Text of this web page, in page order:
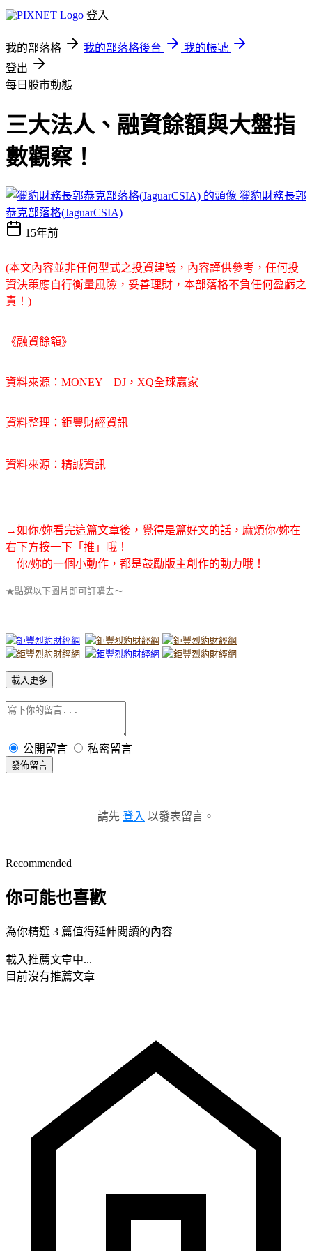
登入
我的部落格 我的部落格後台
我的帳號
登出
每日股市動態
三大法人、融資餘額與大盤指
數觀察！
獵豹財務長郭
恭克部落格(JaguarCSIA)
15年前
(本文內容並非任何型式之投資建議，內容謹供參考，任何投
資決策應自行衡量風險，妥善理財，本部落格不負任何盈虧之
責！)
《融資餘額》
資料來源：MONEY DJ，XQ全球贏家
資料整理：鉅豐財經資訊
資料來源：精誠資訊
→如你/妳看完這篇文章後，覺得是篇好文的話，麻煩你/妳在
右下方按一下「推」哦！
你/妳的一個小動作，都是鼓勵版主創作的動力哦！
★點選以下圖片即可訂購去～
載入更多
公開留言 私密留言
發佈留言
請先 登入 以發表留言。
Recommended
你可能也喜歡
為你精選 3 篇值得延伸閱讀的內容
載入推薦文章中...
目前沒有推薦文章